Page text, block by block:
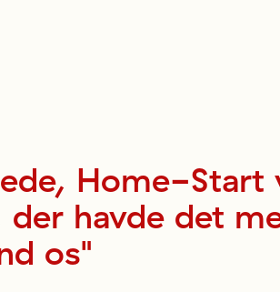
Home-Start
der havde det
os"